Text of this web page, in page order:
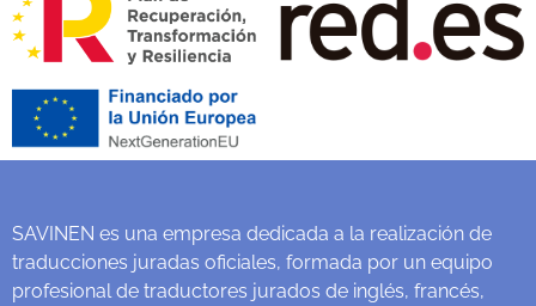
SAVINEN es una empresa dedicada a la realización de
traducciones juradas oficiales, formada por un equipo
profesional de traductores jurados de inglés, francés,